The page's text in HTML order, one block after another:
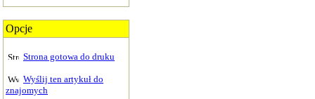
Opcje
Strona gotowa do druku
Wyślij ten artykuł do
znajomych